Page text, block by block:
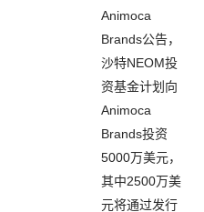
Animoca
Brands公告，
沙特NEOM投
资基金计划向
Animoca
Brands投资
5000万美元，
其中2500万美
元将通过发行